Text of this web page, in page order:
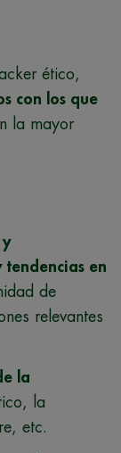
ético,
con los que
la mayor
tendencias en
de
relevantes
la
la
etc.